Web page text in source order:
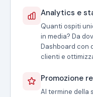
Analytics e
Quanti ospiti
in media? Da
Dashboard con
clienti e
Promozione
Al termine della